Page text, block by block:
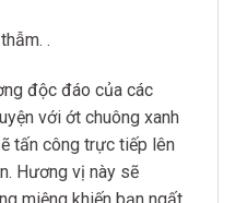
.
độc đáo của các
với ớt chuông xanh
tấn công trực tiếp lên
Hương vị này sẽ